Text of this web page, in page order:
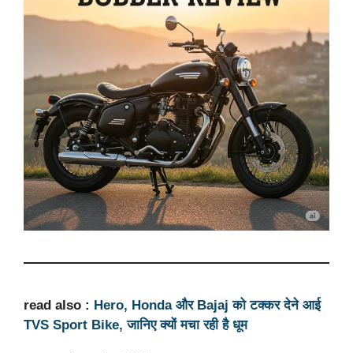
read also : Hero, Honda और Bajaj को टक्कर देने आई
TVS Sport Bike, जानिए क्यों मचा रही है धूम